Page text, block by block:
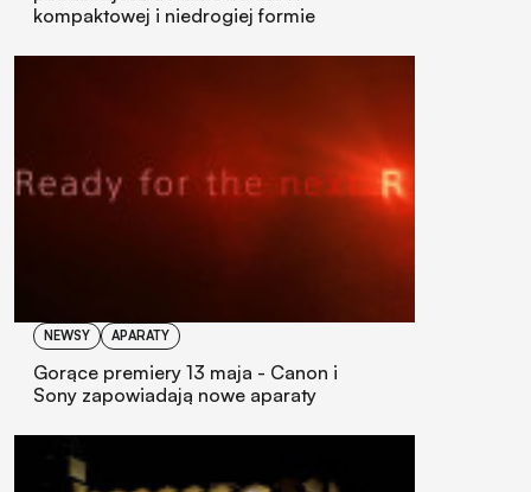
kompaktowej i niedrogiej formie
NEWSY APARATY
Gorące premiery 13 maja - Canon i
Sony zapowiadają nowe aparaty